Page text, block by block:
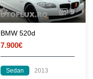
9
BMW 520d
7.900€
Sedan
2013